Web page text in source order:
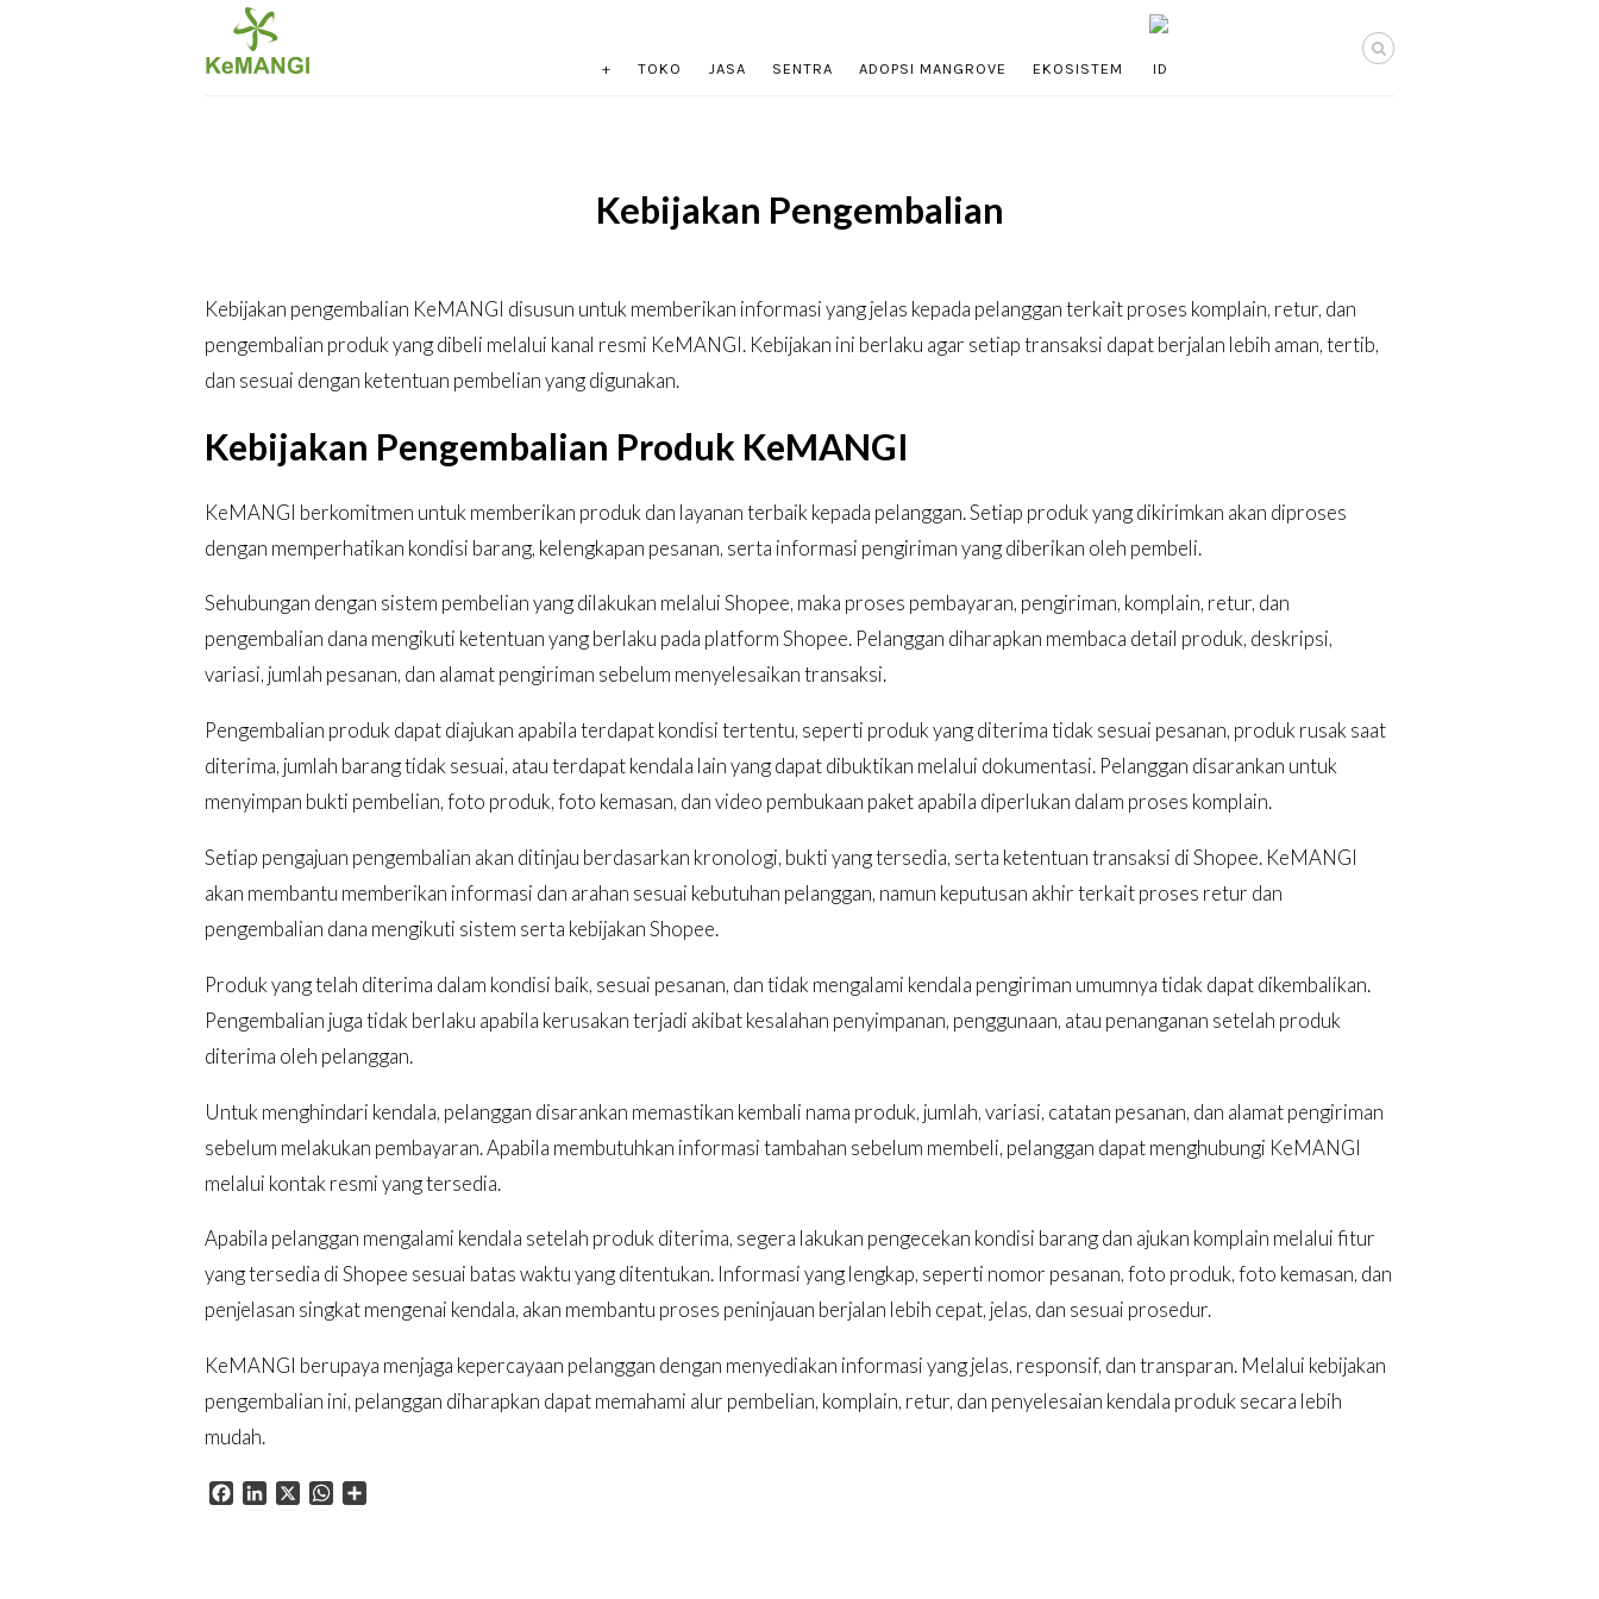
+ TOKO JASA SENTRA ADOPSI MANGROVE EKOSISTEM
Kebijakan Pengembalian
Kebijakan pengembalian KeMANGI disusun untuk memberikan informasi yang jelas kepada pelanggan terkait proses komplain, retur, dan
pengembalian produk yang dibeli melalui kanal resmi KeMANGI. Kebijakan ini berlaku agar setiap transaksi dapat berjalan lebih aman, tertib,
dan sesuai dengan ketentuan pembelian yang digunakan.
Kebijakan Pengembalian Produk KeMANGI
KeMANGI berkomitmen untuk memberikan produk dan layanan terbaik kepada pelanggan. Setiap produk yang dikirimkan akan diproses
dengan memperhatikan kondisi barang, kelengkapan pesanan, serta informasi pengiriman yang diberikan oleh pembeli.
Sehubungan dengan sistem pembelian yang dilakukan melalui Shopee, maka proses pembayaran, pengiriman, komplain, retur, dan
pengembalian dana mengikuti ketentuan yang berlaku pada platform Shopee. Pelanggan diharapkan membaca detail produk, deskripsi,
variasi, jumlah pesanan, dan alamat pengiriman sebelum menyelesaikan transaksi.
Pengembalian produk dapat diajukan apabila terdapat kondisi tertentu, seperti produk yang diterima tidak sesuai pesanan, produk rusak saat
diterima, jumlah barang tidak sesuai, atau terdapat kendala lain yang dapat dibuktikan melalui dokumentasi. Pelanggan disarankan untuk
menyimpan bukti pembelian, foto produk, foto kemasan, dan video pembukaan paket apabila diperlukan dalam proses komplain.
Setiap pengajuan pengembalian akan ditinjau berdasarkan kronologi, bukti yang tersedia, serta ketentuan transaksi di Shopee. KeMANGI
akan membantu memberikan informasi dan arahan sesuai kebutuhan pelanggan, namun keputusan akhir terkait proses retur dan
pengembalian dana mengikuti sistem serta kebijakan Shopee.
Produk yang telah diterima dalam kondisi baik, sesuai pesanan, dan tidak mengalami kendala pengiriman umumnya tidak dapat dikembalikan.
Pengembalian juga tidak berlaku apabila kerusakan terjadi akibat kesalahan penyimpanan, penggunaan, atau penanganan setelah produk
diterima oleh pelanggan.
Untuk menghindari kendala, pelanggan disarankan memastikan kembali nama produk, jumlah, variasi, catatan pesanan, dan alamat pengiriman
sebelum melakukan pembayaran. Apabila membutuhkan informasi tambahan sebelum membeli, pelanggan dapat menghubungi KeMANGI
melalui kontak resmi yang tersedia.
Apabila pelanggan mengalami kendala setelah produk diterima, segera lakukan pengecekan kondisi barang dan ajukan komplain melalui fitur
yang tersedia di Shopee sesuai batas waktu yang ditentukan. Informasi yang lengkap, seperti nomor pesanan, foto produk, foto kemasan, dan
penjelasan singkat mengenai kendala, akan membantu proses peninjauan berjalan lebih cepat, jelas, dan sesuai prosedur.
KeMANGI berupaya menjaga kepercayaan pelanggan dengan menyediakan informasi yang jelas, responsif, dan transparan. Melalui kebijakan
pengembalian ini, pelanggan diharapkan dapat memahami alur pembelian, komplain, retur, dan penyelesaian kendala produk secara lebih
mudah.
Facebook
LinkedIn WhatsApp